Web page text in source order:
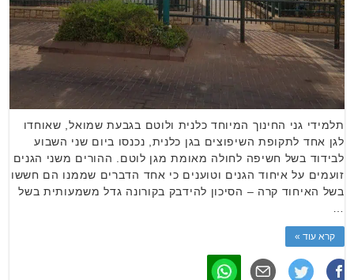
תלמידי גני החינוך המיוחד כלנית ולוטם בגבעת שמואל, שאוחדו
לגן אחד לתקופת השיפוצים בגן כלנית, נכנסו ביום שני השבוע
לבידוד בשל חשיפה לחולה מאומת מגן לוטם. ההורים משני הגנים
זועמים על איחוד הגנים וטוענים כי אחד הדברים שממנו הם חששו
בשל האיחוד קרה – הסיכון להידבק בקורונה גדל משמעותית בשל
קרא עוד »